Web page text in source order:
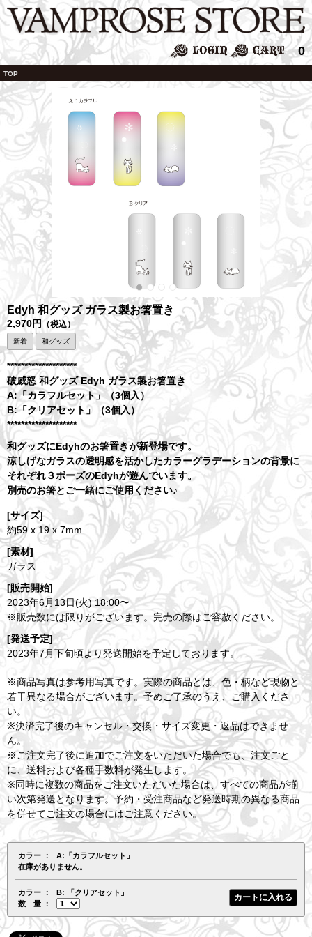
0
TOP
Edyh 和グッズ ガラス製お箸置き
2,970円 （税込）
新着 和グッズ
********************
破威怒 和グッズEdyh ガラス製お箸置き
A:「カラフルセット」（3個入）
B:「クリアセット」（3個入）
********************
和グッズにEdyhのお箸置きが新登場です。
涼しげなガラスの透明感を活かしたカラーグラデーションの背景に
それぞれ３ポーズのEdyhが遊んでいます。
別売のお箸とご一緒にご使用ください♪
[サイズ]
約59 x 19 x 7mm
[素材]
ガラス
[販売開始]
2023年6月13日(火) 18:00〜
※販売数には限りがございます。完売の際はご容赦ください。
[発送予定]
2023年7月下旬頃より発送開始を予定しております。
※商品写真は参考用写真です。実際の商品とは、色・柄など現物と
若干異なる場合がございます。予めご了承のうえ、ご購入くださ
い。
※決済完了後のキャンセル・交換・サイズ変更・返品はできませ
ん。
※ご注文完了後に追加でご注文をいただいた場合でも、注文ごと
に、送料および各種手数料が発生します。
※同時に複数の商品をご注文いただいた場合は、すべての商品が揃
い次第発送となります。予約・受注商品など発送時期の異なる商品
を併せてご注文の場合にはご注意ください。
カラー
A:「カラフルセット」
在庫がありません。
カラー
B: 「クリアセット」
数 量